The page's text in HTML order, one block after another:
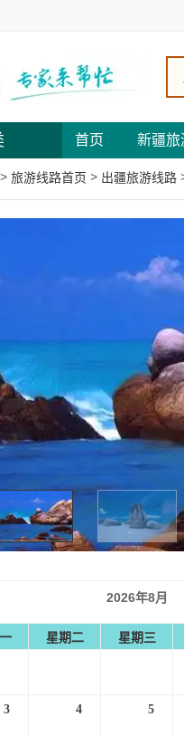
首页 新疆旅
> 旅游线路首页 > 出疆旅游线路
2026年8月
星期二 星期三
3 4 5